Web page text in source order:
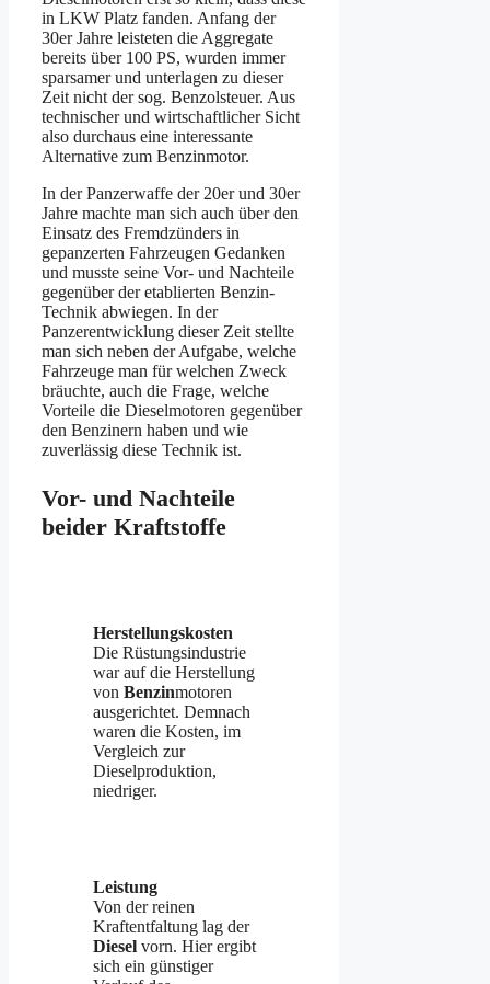
in LKW Platz fanden. Anfang der
30er Jahre leisteten die Aggregate
bereits über 100 PS, wurden immer
sparsamer und unterlagen zu dieser
Zeit nicht der sog. Benzolsteuer. Aus
technischer und wirtschaftlicher Sicht
also durchaus eine interessante
Alternative zum Benzinmotor.
In der Panzerwaffe der 20er und 30er
Jahre machte man sich auch über den
Einsatz des Fremdzünders in
gepanzerten Fahrzeugen Gedanken
und musste seine Vor- und Nachteile
gegenüber der etablierten Benzin-
Technik abwiegen. In der
Panzerentwicklung dieser Zeit stellte
man sich neben der Aufgabe, welche
Fahrzeuge man für welchen Zweck
bräuchte, auch die Frage, welche
Vorteile die Dieselmotoren gegenüber
den Benzinern haben und wie
zuverlässig diese Technik ist.
Vor- und Nachteile
beider Kraftstoffe
Herstellungskosten
Die Rüstungsindustrie
war auf die Herstellung
von Benzinmotoren
ausgerichtet. Demnach
waren die Kosten, im
Vergleich zur
Dieselproduktion,
niedriger.
Leistung
Von der reinen
Kraftentfaltung lag der
Diesel vorn. Hier ergibt
sich ein günstiger